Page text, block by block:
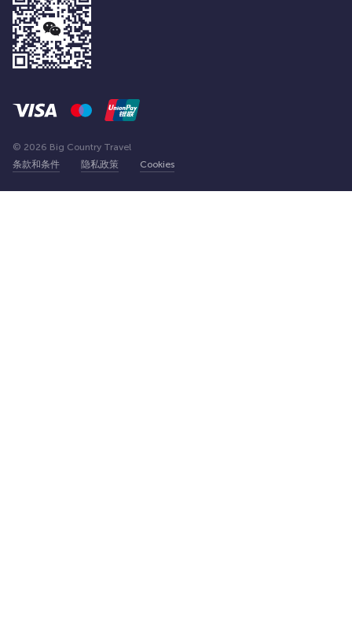
条款和条件 隐私政策 Cookies
© 2026 Big Country Travel